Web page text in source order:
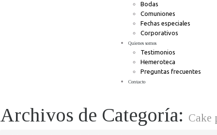
Bodas
Comuniones
Fechas especiales
Corporativos
Quienes somos
Testimonios
Hemeroteca
Preguntas frecuentes
Contacto
Archivos de Categoría: Cake